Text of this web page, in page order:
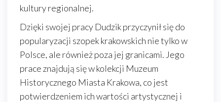
kultury regionalnej.
Dzięki swojej pracy Dudzik przyczynił się do
popularyzacji szopek krakowskich nie tylko w
Polsce, ale również poza jej granicami. Jego
prace znajdują się w kolekcji Muzeum
Historycznego Miasta Krakowa, co jest
potwierdzeniem ich wartości artystycznej i